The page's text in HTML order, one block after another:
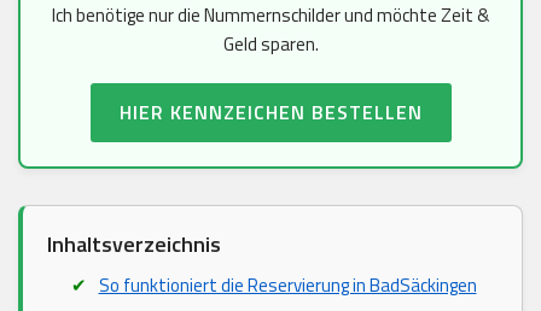
Ich benötige nur die Nummernschilder und möchte Zeit &
Geld sparen.
HIER KENNZEICHEN BESTELLEN
Inhaltsverzeichnis
So funktioniert die Reservierung in BadSäckingen